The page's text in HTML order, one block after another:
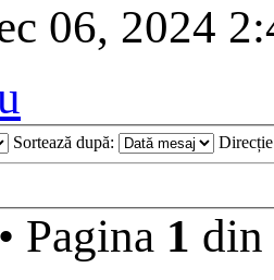
06, 2024
Sortează după:
• Pagina 1 din